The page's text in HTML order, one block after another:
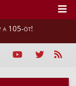
a 105-öt!